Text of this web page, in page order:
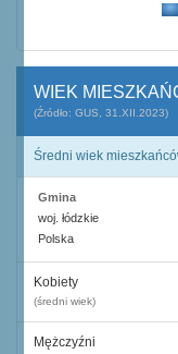
WIEK
(Źródło: GUS, 31.XII.2023)
Średni wiek
Gmina
woj. łódzkie
Polska
Kobiety
(średni wiek)
Mężczyźni